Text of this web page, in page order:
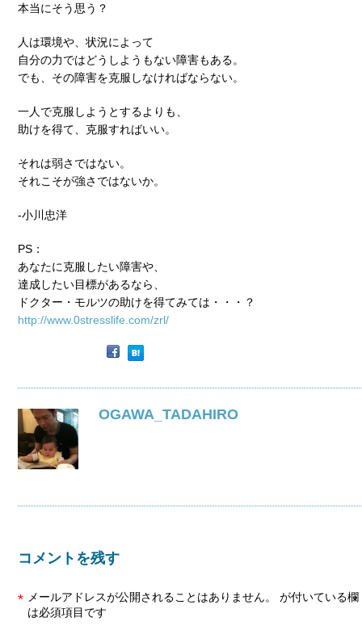
本当にそう思う？
人は環境や、状況によって
自分の力ではどうしようもない障害もある。
でも、その障害を克服しなければならない。
一人で克服しようとするよりも、
助けを得て、克服すればいい。
それは弱さではない。
それこそが強さではないか。
-小川忠洋
PS：
あなたに克服したい障害や、
達成したい目標があるなら、
ドクター・モルツの助けを得てみては・・・？
http://www.0stresslife.com/zrl/
OGAWA_TADAHIRO
コメントを残す
メールアドレスが公開されることはありません。
*
が付いている欄
は必須項目です